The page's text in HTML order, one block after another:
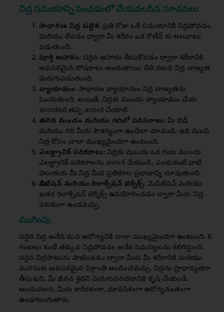
నిద్ర సమయాన్ని పెంచడంలో చేయవలసిన సూచనలు
సాధారణ నిద్ర పట్టిక: ప్రతి రోజు ఒకే సమయానికి నిద్రపోవడం
మరియు లేవడం ద్వారా మీ శరీరం ఒక రొటీన్ కు అలవాటు
పడుతుంది.
పూర్తి ఆహారం: సరైన ఆహారం తీసుకోవడం ద్వారా శరీరానికి
అవసరమైన పోషకాలు అందుతాయి, దీని వలన నిద్ర నాణ్యత
మెరుగుపడుతుంది.
వ్యాయామం: సాధారణ వ్యాయామం నిద్ర నాణ్యతను
పెంచుతుంది. అయితే, నిద్రకు ముందు వ్యాయామం చేయ
avoided తప్ప avoid చేయాలి.
తగిన మంచం మరియు గదిలో పరిసరాలు: మీ బెడ్
మరియు గది మీరు సౌకర్యంగా ఉండేలా చూడండి. ఇది మంచి
నిద్ర కోసం చాలా ముఖ్యమైందిగా ఉంటుంది.
ఎలక్ట్రానిక్ పరికరాలు: నిద్రకు ముందు ఒక గంట ముందు
ఎలక్ట్రానిక్ పరికరాలను avoid చేయండి, ఎందుకంటే వాటి
వెలుతురు మీ నిద్ర మీద ప్రతికూల ప్రభావాన్ని చూపుతుంది.
మెడిటేషన్ మరియు రిలాక్సేషన్ టెక్నిక్స్: మెడిటేషన్ మరియు
ఇతర రిలాక్సేషన్ టెక్నిక్స్ ఉపయోగించడం ద్వారా మీరు నిద్ర
పటకంగా ఉండవచ్చు.
ముగింపు
సరైన నిద్ర అనేది మన ఆరోగ్యానికి చాలా ముఖ్యమైందిగా ఉంటుంది. 6
గంటలు కంటే తక్కువ నిద్రపోవడం అనేక సమస్యలను కలిగిస్తుంది.
సరైన నిద్రపాటును పాటించడం ద్వారా మీరు మీ శరీరానికి మరియు
మనసుకు అవసరమైన విశ్రాంతి అందించవచ్చు. నిద్రను ప్రాధాన్యతగా
తీసుకుని, మీ జీవన శైలిని మెరుగుపరచడానికి కృషి చేయండి.
అందువలన, మీరు శారీరకంగా, మానసికంగా ఆరోగ్యవంతంగా
ఉండగలుగుతారు.